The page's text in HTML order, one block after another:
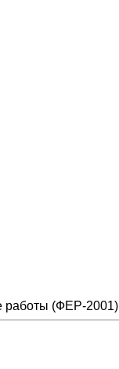
работы (ФЕР-2001)